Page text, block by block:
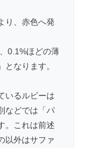
り、赤色へ発
0.1%ほどの薄
なります。
いるルビーは
などでは「パ
。これは前述
以外はサファ